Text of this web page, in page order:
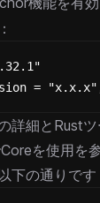
=
詳細とRust
を使用 を
下の通りです